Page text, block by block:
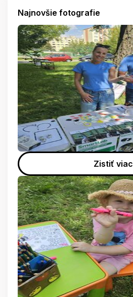
Najnovšie fotografie
Zistiť viac